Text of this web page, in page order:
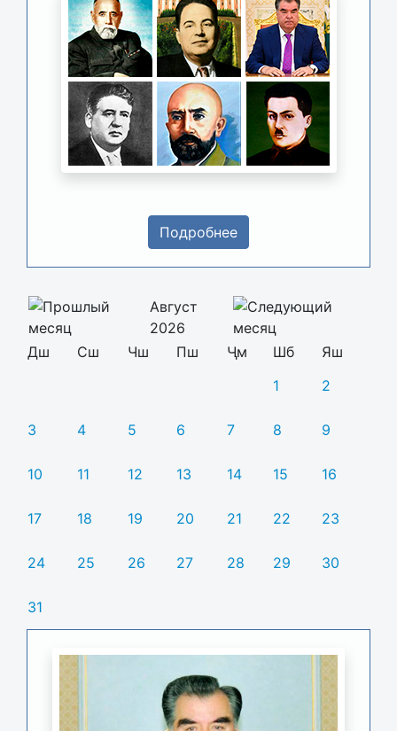
Подробнее
Август
2026
Дш
Сш Чш Пш Ҷм Шб
Яш
1
2
3 4 5 6 7 8 9
10 11 12 13 14 15 16
17 18 19 20 21 22 23
24 25 26 27 28 29 30
31